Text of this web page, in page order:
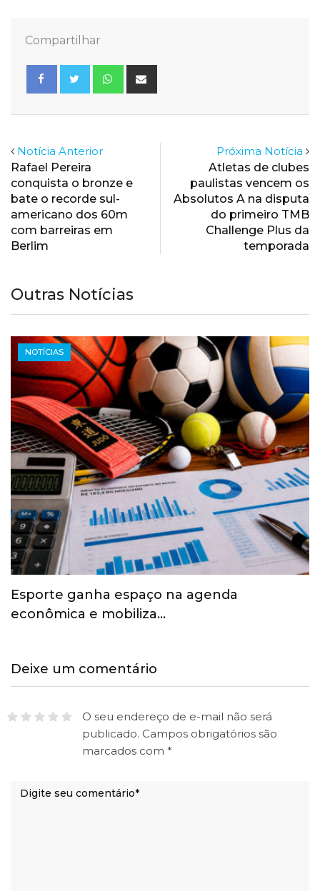
Compartilhar
Whatsapp
Notícia Anterior
Rafael Pereira
conquista o bronze e
bate o recorde sul-
americano dos 60m
com barreiras em
Berlim
Próxima Notícia
Atletas de clubes
paulistas vencem os
Absolutos A na disputa
do primeiro TMB
Challenge Plus da
temporada
Outras Notícias
NOTÍCIAS
Esporte ganha espaço na agenda
econômica e mobiliza…
Deixe um comentário
O seu endereço de e-mail não será
publicado. Campos obrigatórios são
marcados com *